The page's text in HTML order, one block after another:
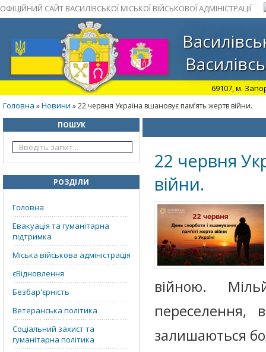
ОФІЦІЙНИЙ САЙТ ВАСИЛІВСЬКОЇ МІСЬКОЇ ВІЙСЬКОВОЇ АДМІНІСТРАЦІЇ
69107, м.
Головна »Новини » 22 червня Україна вшановує пам’ять жертв війни.
ПОШУК
РОЗДІЛИ
Головна
Евакуація та гуманітарна
підтримка
Міська військова адміністрація
єВідновлення
Безбар'єрність
Ветеранська політика
Соціальний захист та
гуманітарна політика
22 червня
війни.
війною.
переселення,
залишаються